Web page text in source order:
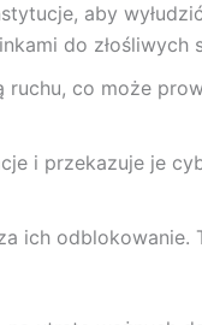
aby
do złośliwych
ruchu, co może
i przekazuje je
ich odblokowanie.